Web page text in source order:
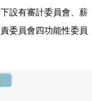
設有審計委員會、薪
委員會四功能性委員